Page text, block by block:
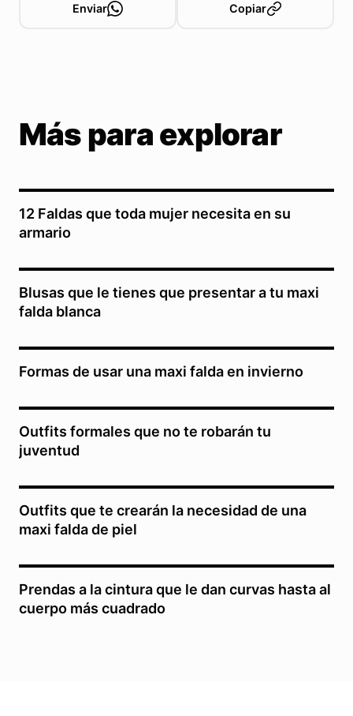
Enviar Copiar
Más para explorar
12 Faldas que toda mujer necesita en su
armario
Blusas que le tienes que presentar a tu maxi
falda blanca
Formas de usar una maxi falda en invierno
Outfits formales que no te robarán tu
juventud
Outfits que te crearán la necesidad de una
maxi falda de piel
Prendas a la cintura que le dan curvas hasta al
cuerpo más cuadrado